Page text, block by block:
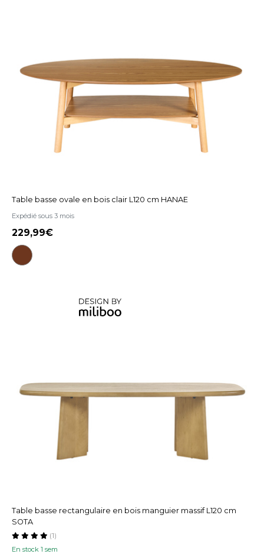
Table basse ovale en bois clair L120 cm HANAE
Expédié sous 3 mois
229,99
Table basse rectangulaire en bois manguier massif L120 cm
SOTA
En stock 1 sem
(1)